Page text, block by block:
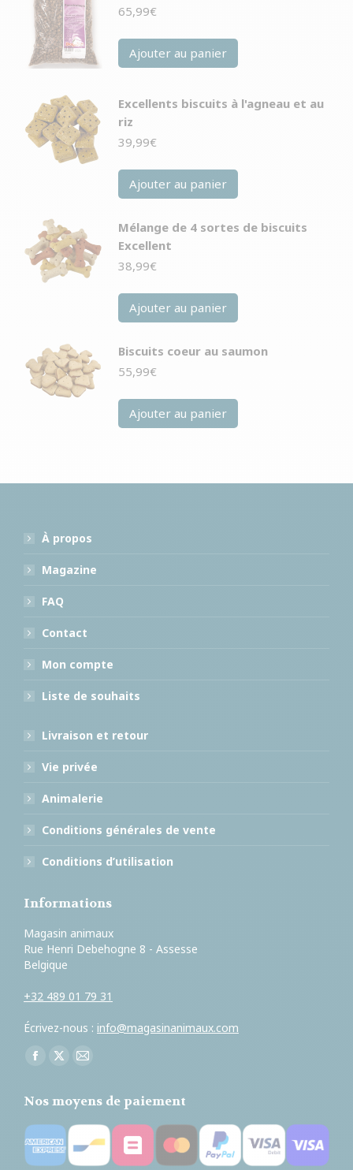
65,99€
Ajouter au panier
Excellents biscuits à l'agneau et au
riz
39,99€
Ajouter au panier
Mélange de 4 sortes de biscuits
Excellent
38,99€
Ajouter au panier
Biscuits coeur au saumon
55,99€
Ajouter au panier
À propos
Magazine
FAQ
Contact
Mon compte
Liste de souhaits
Livraison et retour
Vie privée
Animalerie
Conditions générales de vente
Conditions d’utilisation
Informations
Magasin animaux
Rue Henri Debehogne 8 - Assesse
Belgique
+32 489 01 79 31
Écrivez-nous : info@magasinanimaux.com
Trouvez nous sur :
Facebook
opens
in
new
window
X
opens
in
new
window
E-
page
opens
in
new
Nos moyens de paiement